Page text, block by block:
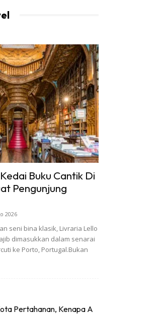
Buku Cantik Di
Pengunjung
2026
seni bina klasik, Livraria Lello
dimasukkan dalam senarai
ke Porto, Portugal.Bukan
Pertahanan, Kenapa A